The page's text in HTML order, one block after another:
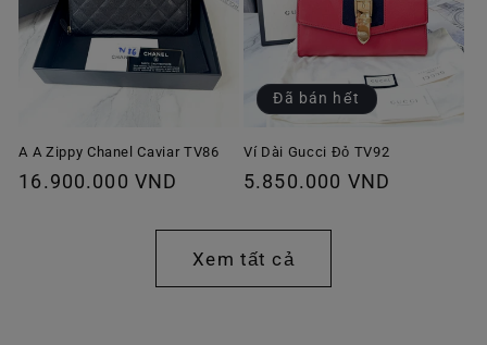
A A Zippy Chanel Caviar TV86
Giá
16.900.000 VND
Đã bán hết
Ví Dài Gucci Đỏ TV92
Giá
thường
5.850.000 VND
Xem tất cả